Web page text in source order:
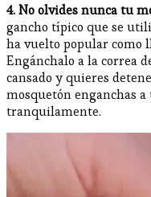
4. No olvides nunca tu
gancho típico que se
ha vuelto popular como
Engánchalo a la correa
cansado y quieres
mosquetón enganchas
tranquilamente.